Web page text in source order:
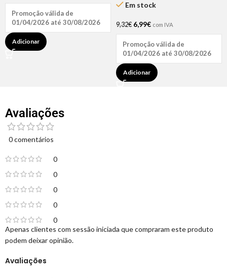
Promoção válida de
01/04/2026 até 30/08/2026
Adicionar
Em stock
9,32€ 6,99€ com IVA
Promoção válida de
01/04/2026 até 30/08/2026
Adicionar
Avaliações
0 comentários
0
0
0
0
0
Avaliações
Apenas clientes com sessão iniciada que compraram este produto
podem deixar opinião.